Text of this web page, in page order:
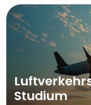
Studium